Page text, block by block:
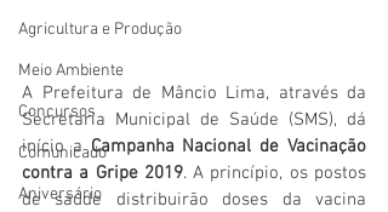
Agricultura e Produção
Meio Ambiente
Concursos
Comunicado
Aniversário
A Prefeitura de Mâncio Lima, através da
Secretaria Municipal de Saúde (SMS), dá
início a Campanha Nacional de Vacinação
contra a Gripe 2019. A princípio, os postos
de saúde distribuirão doses da vacina